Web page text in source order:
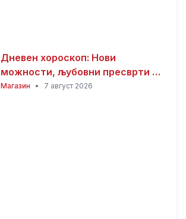
Дневен хороскоп: Нови
можности, љубовни пресврти и
совети за здравјето за сите
Магазин • 7 август 2026